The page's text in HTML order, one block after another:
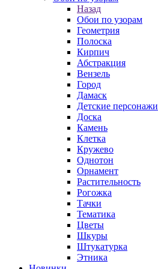
Назад
Обои по узорам
Геометрия
Полоска
Кирпич
Абстракция
Вензель
Город
Дамаск
Детские персонажи
Доска
Камень
Клетка
Кружево
Однотон
Орнамент
Растительность
Рогожка
Тачки
Тематика
Цветы
Шкуры
Штукатурка
Этника